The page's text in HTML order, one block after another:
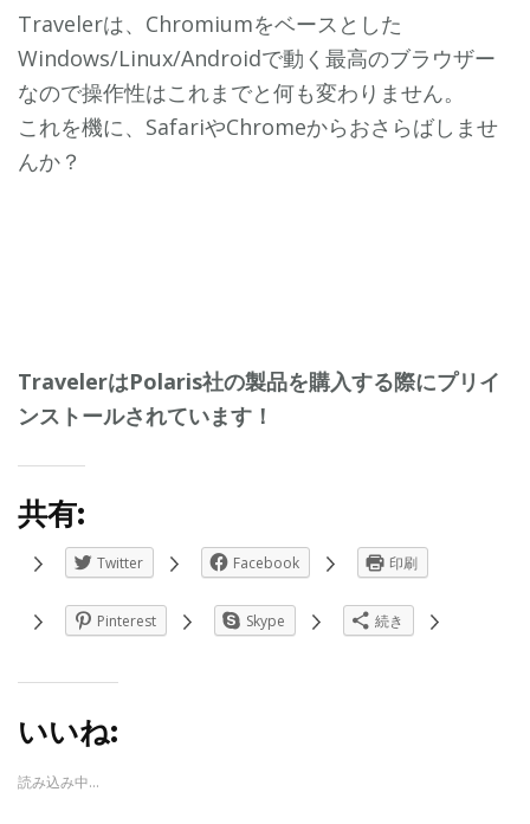
Travelerは、Chromiumをベースとした
Windows/Linux/Androidで動く最高のブラウザー
なので操作性はこれまでと何も変わりません。
これを機に、SafariやChromeからおさらばしませ
んか？
TravelerはPolaris社の製品を購入する際にプリイ
ンストールされています！
共有:
Twitter Facebook 印刷
Pinterest Skype 続き
いいね:
読み込み中...